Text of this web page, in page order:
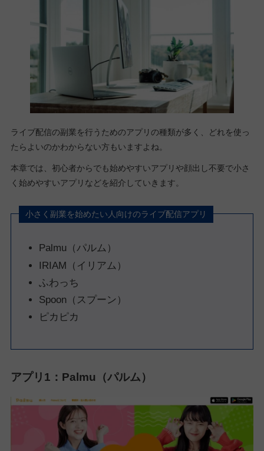
ライブ配信の副業を行うためのアプリの種類が多く、どれを使っ
たらよいのかわからない方もいますよね。
本章では、初心者からでも始めやすいアプリや顔出し不要で小さ
く始めやすいアプリなどを紹介していきます。
小さく副業を始めたい人向けのライブ配信アプリ
Palmu（パルム）
IRIAM（イリアム）
ふわっち
Spoon（スプーン）
ピカピカ
アプリ1：Palmu（パルム）